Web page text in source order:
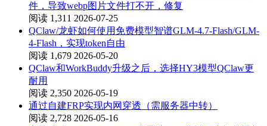
件，导致webp图片文件打不开，修复
阅读 1,311 2026-07-25
QClaw/龙虾如何使用免费模型智谱GLM-4.7-Flash/GLM-
4-Flash，实现token自由
阅读 1,679 2026-05-20
QClaw和WorkBuddy升级之后，选择HY3模型QClaw更
耐用
阅读 2,350 2026-05-19
通过自建FRP实现内网穿透（需服务器中转）
阅读 2,728 2026-05-16